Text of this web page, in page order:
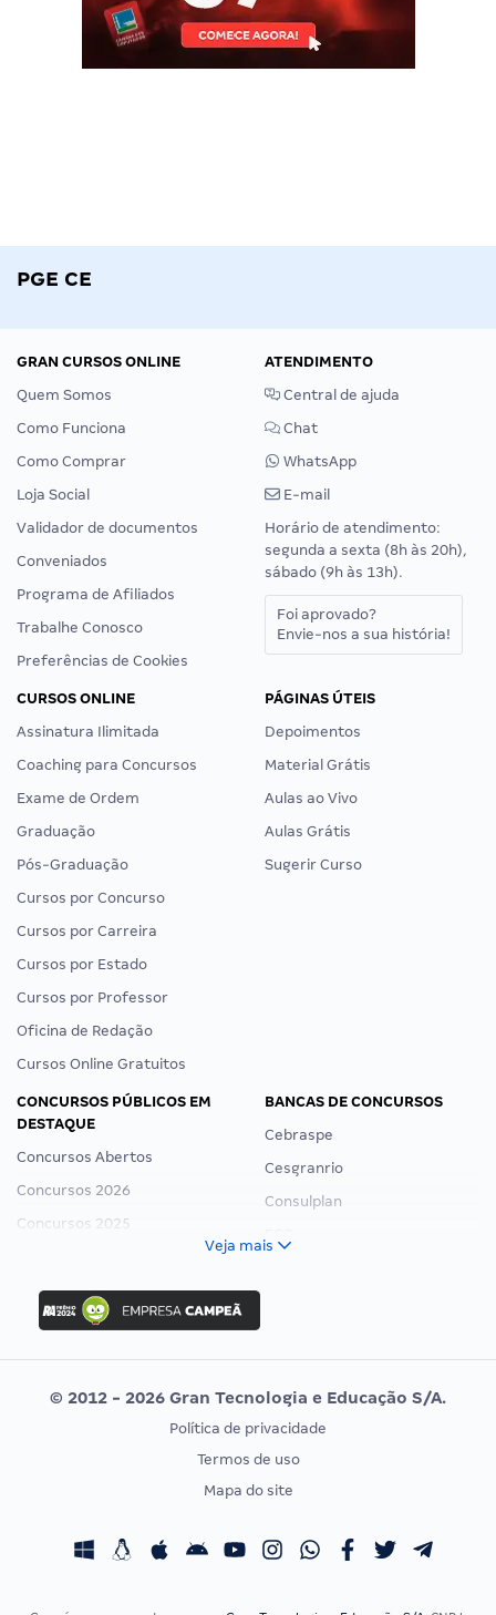
PGE CE
GRAN CURSOS ONLINE
Quem Somos
Como Funciona
Como Comprar
Loja Social
Validador de documentos
Conveniados
Programa de Afiliados
Trabalhe Conosco
Preferências de Cookies
ATENDIMENTO
Central de ajuda
Chat
WhatsApp
E-mail
Horário de atendimento:
segunda a sexta (8h às 20h),
sábado (9h às 13h).
Foi aprovado?
Envie-nos a sua história!
CURSOS ONLINE
Assinatura Ilimitada
Coaching para Concursos
Exame de Ordem
Graduação
Pós-Graduação
Cursos por Concurso
Cursos por Carreira
Cursos por Estado
Cursos por Professor
Oficina de Redação
Cursos Online Gratuitos
PÁGINAS ÚTEIS
Depoimentos
Material Grátis
Aulas ao Vivo
Aulas Grátis
Sugerir Curso
CONCURSOS PÚBLICOS EM
DESTAQUE
Concursos Abertos
Concursos 2026
Concursos 2025
Concurso Ibama
Concurso MPU
Editais publicados
BANCAS DE CONCURSOS
Cebraspe
Cesgranrio
Consulplan
Vunesp
CONCURSOS POR PROFISSÃO
Concursos Fiscais
EXAME DE ORDEM
Calendário OAB
Veja mais
© 2012 - 2026 Gran Tecnologia e Educação S/A.
Política de privacidade
Termos de uso
Mapa do site